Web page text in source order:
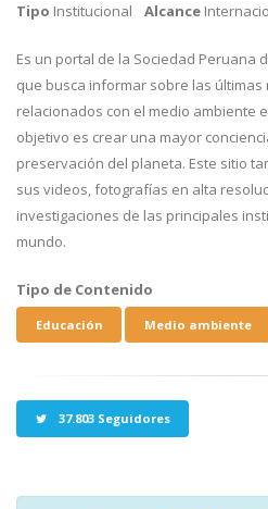
Tipo Institucional Alcance
Es un portal de la Sociedad Peruana
que busca informar sobre las últimas
relacionados con el medio ambiente
objetivo es crear una mayor
preservación del planeta. Este sitio
sus videos, fotografías en alta
investigaciones de las principales
mundo.
Tipo de Contenido
Educación Medio ambiente
37.803 Seguidores